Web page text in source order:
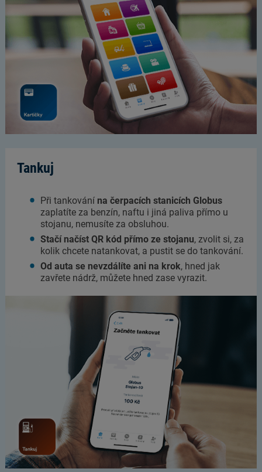
Tankuj
Při tankování na čerpacích stanicích Globus
zaplatíte za benzín, naftu i jiná paliva přímo u
stojanu, nemusíte za obsluhou.
Stačí načíst QR kód přímo ze stojanu, zvolit si, za
kolik chcete natankovat, a pustit se do tankování.
Od auta se nevzdálíte ani na krok, hned jak
zavřete nádrž, můžete hned zase vyrazit.